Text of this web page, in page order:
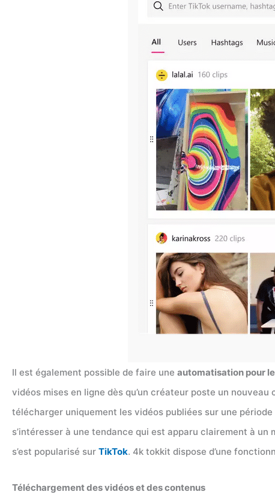
Il est également possible de faire une automatisation pour
vidéos mises en ligne dès qu’un créateur poste un
télécharger uniquement les vidéos publiées sur une
s’intéresser à une tendance qui est apparu clairement à
s’est popularisé sur TikTok. 4k tokkit dispose d’une
Téléchargement des vidéos et des contenus